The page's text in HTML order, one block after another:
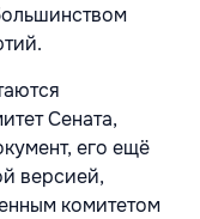
Сената,
его ещё
версией,
комитетом